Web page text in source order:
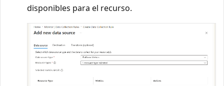
disponibles para el recurso.